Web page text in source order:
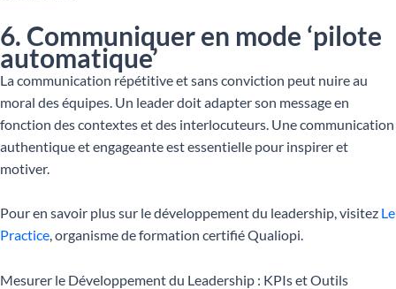
6. Communiquer en mode ‘pilote
automatique’
La communication répétitive et sans conviction peut nuire au
moral des équipes. Un leader doit adapter son message en
fonction des contextes et des interlocuteurs. Une communication
authentique et engageante est essentielle pour inspirer et
motiver.
Pour en savoir plus sur le développement du leadership, visitez Le
Practice, organisme de formation certifié Qualiopi.
Mesurer le Développement du Leadership : KPIs et Outils